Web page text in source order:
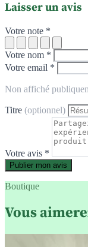
Laisser un avis
Votre note *
Votre nom *
Votre email *
Non affiché
Titre (optionnel)
Votre avis *
Publier mon avis
Boutique
Vous